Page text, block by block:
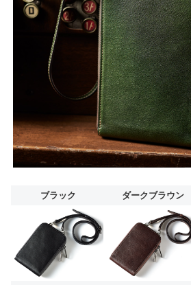
ブラック ダークブラウン